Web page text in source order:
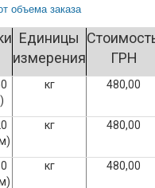
объема заказа
Единицы
измерения
ГРН
кг 480,00
кг 480,00
кг 480,00